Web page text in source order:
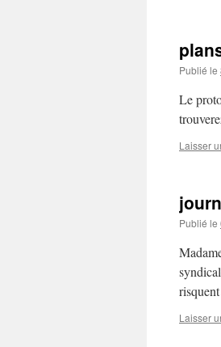
Publié le
Le
Laisser
Publié le
Laisser